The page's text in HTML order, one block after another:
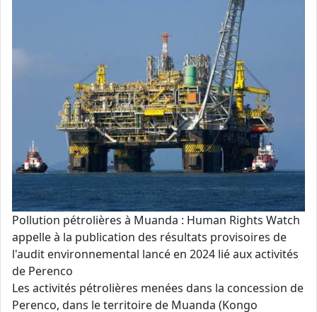
Pollution pétrolières à Muanda : Human Rights Watch
appelle à la publication des résultats provisoires de
l'audit environnemental lancé en 2024 lié aux activités
de Perenco
Les activités pétrolières menées dans la concession de
Perenco, dans le territoire de Muanda (Kongo